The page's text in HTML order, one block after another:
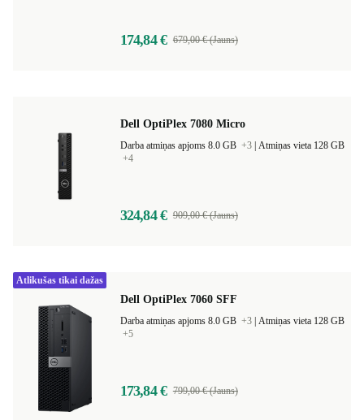
174,84 € 679,00 € (Jauns)
Dell OptiPlex 7080 Micro
Darba atmiņas apjoms 8.0 GB +3 Atmiņas vieta 128 GB
+4
324,84 € 909,00 € (Jauns)
Dell OptiPlex 7060 SFF
Darba atmiņas apjoms 8.0 GB +3 Atmiņas vieta 128 GB
+5
173,84 € 799,00 € (Jauns)
Atlikušas tikai dažas